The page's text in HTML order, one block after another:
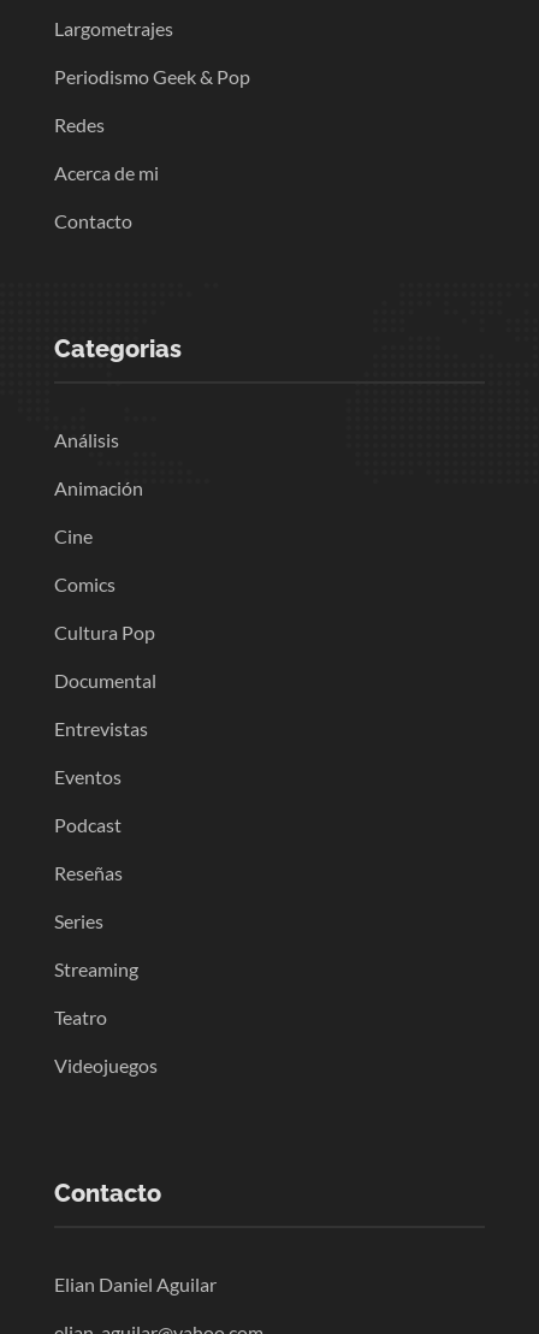
Largometrajes
Periodismo Geek & Pop
Redes
Acerca de mi
Contacto
Categorias
Análisis
Animación
Cine
Comics
Cultura Pop
Documental
Entrevistas
Eventos
Podcast
Reseñas
Series
Streaming
Teatro
Videojuegos
Contacto
Elian Daniel Aguilar